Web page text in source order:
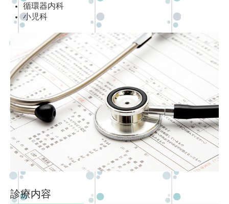
循環器内科
小児科
診療内容